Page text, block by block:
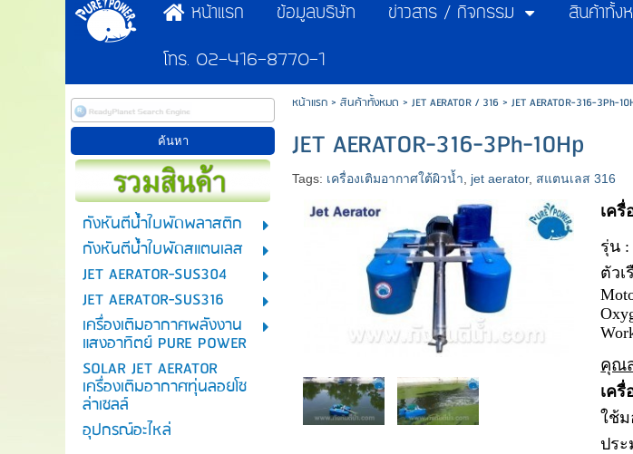
หน้าแรก ข้อมูลบริษัท ข่าวสาร / กิจกรรม สินค้าทั้ง
โทร. 02-416-8770-1
กังหันตีน้ำใบพัดพลาสติก
กังหันตีน้ำใบพัดสแตนเลส
JET AERATOR-SUS304
JET AERATOR-SUS316
เครื่องเติมอากาศพลังงาน
แสงอาทิตย์ PURE POWER
SOLAR JET AERATOR
เครื่องเติมอากาศทุ่นลอยโซ
ล่าเซลล์
อุปกรณ์อะไหล่
หน้าแรก> สินค้าทั้งหมด > JET AERATOR / 316> JET AERATOR-316-3Ph-
JET AERATOR-316-3Ph-10Hp
Tags: เครื่องเติมอากาศใต้ผิวน้ำ jet aerator, สแตนเลส 316
เค
รุ่น :
ตัวเ
คุณ
เครื่
ใช้ม
ปร